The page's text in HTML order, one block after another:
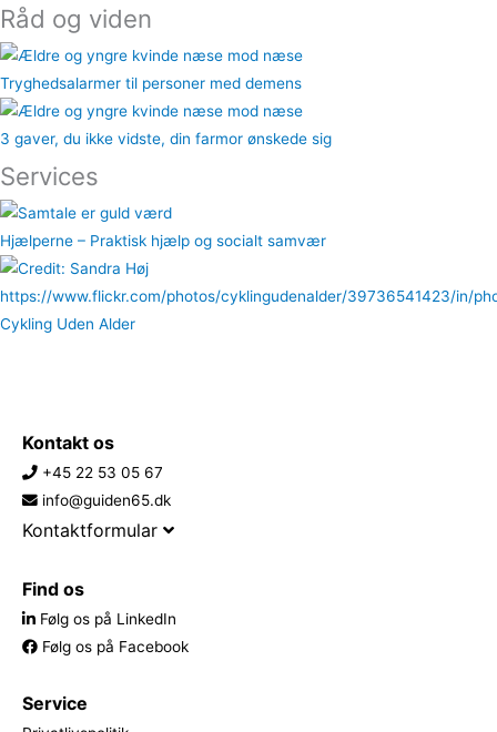
Råd og viden
Tryghedsalarmer til personer med demens
3 gaver, du ikke vidste, din farmor ønskede sig
Services
Hjælperne – Praktisk hjælp og socialt samvær
Cykling Uden Alder
Kontakt os
+45 22 53 05 67
info@guiden65.dk
Kontaktformular
Find os
Følg os på LinkedIn
Følg os på Facebook
Service